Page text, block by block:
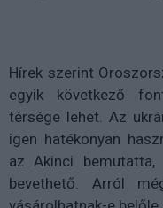
Hírek szerint
egyik következő
térsége lehet. Az
igen hatékonyan
az Akinci
bevethető. Arról